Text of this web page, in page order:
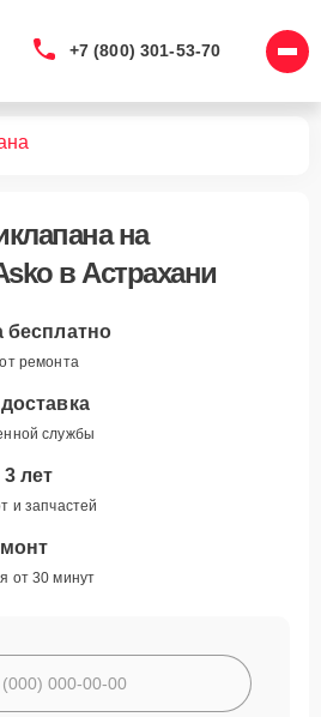
+7 (800) 301-53-70
на
в Астрахани
бесплатно
ремонта
службы
лет
и запчастей
от 30 минут